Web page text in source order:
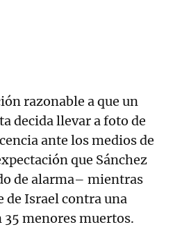
razonable a que un
decida llevar a foto de
ante los medios de
que Sánchez
de alarma– mientras
de Israel contra una
35 menores muertos.